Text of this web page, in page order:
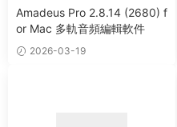
Amadeus Pro 2.8.14 (2680) f
or Mac 多軌音頻編輯軟件
2026-03-19